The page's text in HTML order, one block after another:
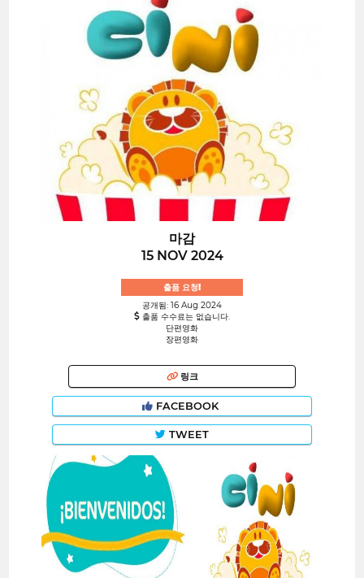
마감
15 NOV 2024
출품 요청!
공개됨: 16 Aug 2024
출품 수수료는 없습니다.
단편영화
장편영화
링크
FACEBOOK
TWEET